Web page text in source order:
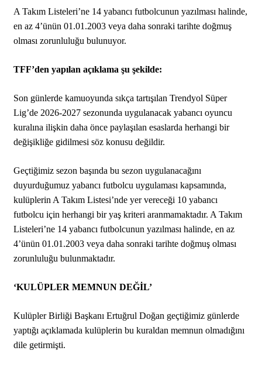
A Takım Listeleri’ne 14 yabancı futbolcunun yazılması halinde,
en az 4’ünün 01.01.2003 veya daha sonraki tarihte doğmuş
olması zorunluluğu bulunuyor.
TFF’den yapılan açıklama şu şekilde:
Son günlerde kamuoyunda sıkça tartışılan Trendyol Süper
Lig’de 2026-2027 sezonunda uygulanacak yabancı oyuncu
kuralına ilişkin daha önce paylaşılan esaslarda herhangi bir
değişikliğe gidilmesi söz konusu değildir.
Geçtiğimiz sezon başında bu sezon uygulanacağını
duyurduğumuz yabancı futbolcu uygulaması kapsamında,
kulüplerin A Takım Listesi’nde yer vereceği 10 yabancı
futbolcu için herhangi bir yaş kriteri aranmamaktadır. A Takım
Listeleri’ne 14 yabancı futbolcunun yazılması halinde, en az
4’ünün 01.01.2003 veya daha sonraki tarihte doğmuş olması
zorunluluğu bulunmaktadır.
‘KULÜPLER MEMNUN DEĞİL’
Kulüpler Birliği Başkanı Ertuğrul Doğan geçtiğimiz günlerde
yaptığı açıklamada kulüplerin bu kuraldan memnun olmadığını
dile getirmişti.